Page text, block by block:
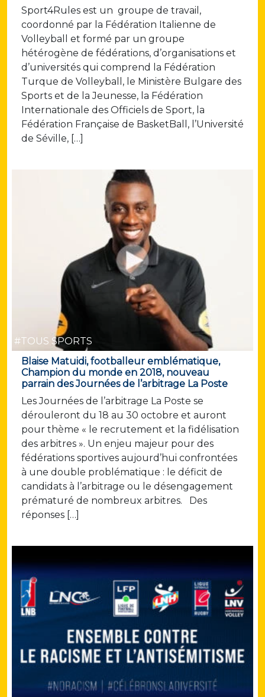
Sport4Rules est un groupe de travail,
coordonné par la Fédération Italienne de
Volleyball et formé par un groupe
hétérogène de fédérations, d’organisations et
d’universités qui comprend la Fédération
Turque de Volleyball, le Ministère Bulgare des
Sports et de la Jeunesse, la Fédération
Internationale des Officiels de Sport, la
Fédération Française de BasketBall, l’Université
de Séville, […]
#TOUS SPORTS
Blaise Matuidi, footballeur emblématique,
Champion du monde en 2018, nouveau
parrain des Journées de l’arbitrage La Poste
Les Journées de l’arbitrage La Poste se
dérouleront du 18 au 30 octobre et auront
pour thème « le recrutement et la fidélisation
des arbitres ». Un enjeu majeur pour des
fédérations sportives aujourd’hui confrontées
à une double problématique : le déficit de
candidats à l’arbitrage ou le désengagement
prématuré de nombreux arbitres. Des
réponses […]